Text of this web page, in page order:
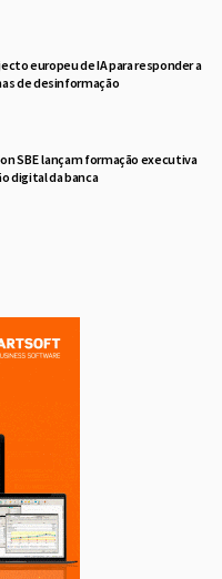
europeu de IA para responder a
de desinformação
SBE lançam formação executiva
digital da banca